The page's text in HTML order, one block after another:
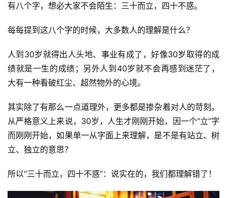
有八个字，想必大家不会陌生：三十而立，四十不惑。
每每提到这八个字的时候，大多数人的理解是什么？
人到30岁就得出人头地、事业有成了，好像30岁取得的成
绩就是一生的成绩；另外人到40岁就不会再感到迷茫了，
大有一种看破红尘、超然物外的心境。
其实除了有那么一点道理外，更多都是掺杂着对人的苛刻。
从严格意义上来说，30岁，人生才刚刚开始，因一个“立”字
而刚刚开始，如果单一从字面上来理解，是不是有站立、树
立、独立的意思？
所以“三十而立，四十不惑”：说实在的，我们都理解错了！